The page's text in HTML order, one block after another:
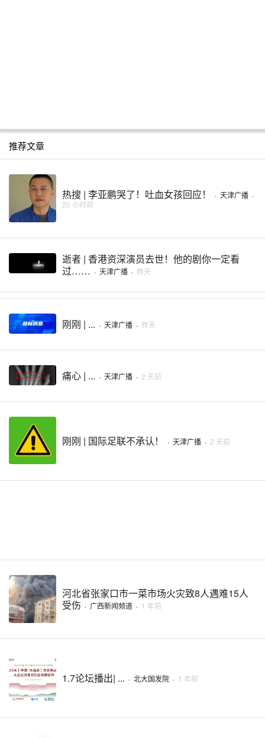
推荐文章
热搜 | 李亚鹏哭了！吐血女孩回应！ · 天津广播 ·
20 小时前
逝者 | 香港资深演员去世！他的剧你一定看
过…… · 天津广播 · 昨天
刚刚 | ... · 天津广播 · 昨天
痛心 | ... · 天津广播 · 2 天前
刚刚 | 国际足联不承认！ · 天津广播 · 2 天前
河北省张家口市一菜市场火灾致8人遇难15人
受伤 · 广西新闻频道 · 1 年前
1.7论坛播出| ... · 北大国发院 · 1 年前